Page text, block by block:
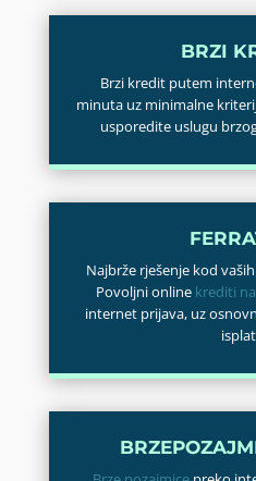
BRZI
Brzi kredit putem
minuta uz minimalne
usporedite uslugu
Najbrže rješenje kod
Povoljni online krediti
internet prijava, uz